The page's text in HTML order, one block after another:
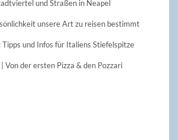
und Straßen in Neapel
unsere Art zu reisen bestimmt
Tipps und Infos für Italiens Stiefelspitze
Von der ersten Pizza & den Pozzari